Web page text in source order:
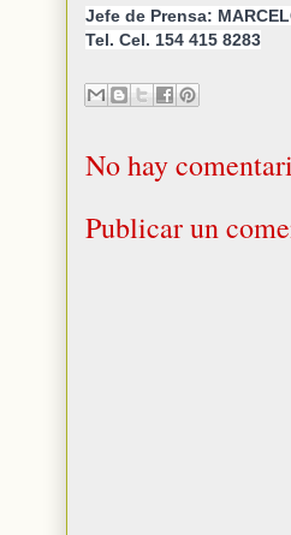
Jefe de Prensa:
Tel. Cel. 154 415 8283
No hay
Publicar un